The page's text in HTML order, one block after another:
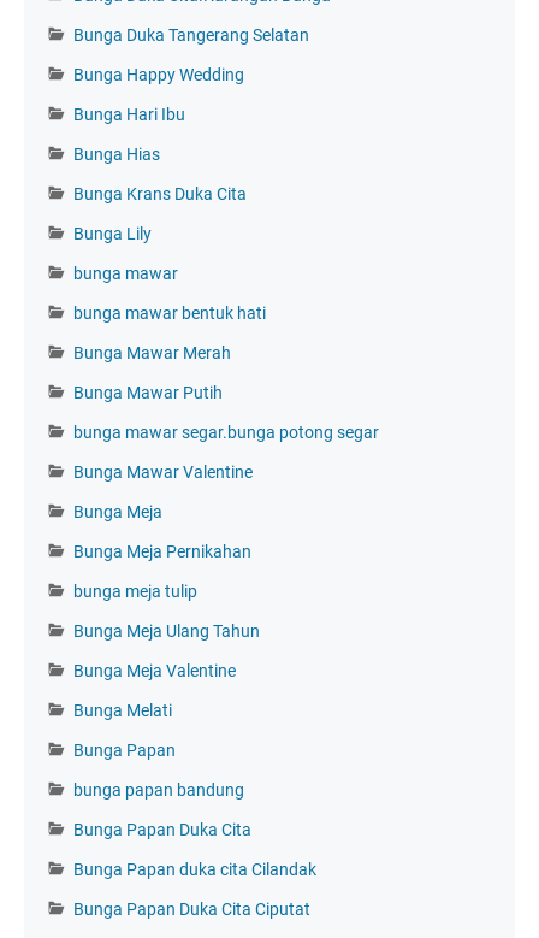
Bunga Duka Tangerang Selatan
Bunga Happy Wedding
Bunga Hari Ibu
Bunga Hias
Bunga Krans Duka Cita
Bunga Lily
bunga mawar
bunga mawar bentuk hati
Bunga Mawar Merah
Bunga Mawar Putih
bunga mawar segar.bunga potong segar
Bunga Mawar Valentine
Bunga Meja
Bunga Meja Pernikahan
bunga meja tulip
Bunga Meja Ulang Tahun
Bunga Meja Valentine
Bunga Melati
Bunga Papan
bunga papan bandung
Bunga Papan Duka Cita
Bunga Papan duka cita Cilandak
Bunga Papan Duka Cita Ciputat